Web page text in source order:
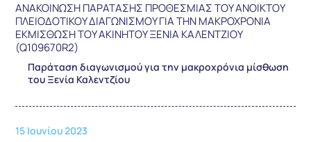
ΑΝΑΚΟΙΝΩΣΗ ΠΑΡΑΤΑΣΗΣ ΠΡΟΘΕΣΜΙΑΣ ΤΟΥ ΑΝΟΙΚΤΟΥ
ΠΛΕΙΟΔΟΤΙΚΟΥ ΔΙΑΓΩΝΙΣΜΟΥ ΓΙΑ ΤΗΝ ΜΑΚΡΟΧΡΟΝΙΑ
ΕΚΜΙΣΘΩΣΗ ΤΟΥ ΑΚΙΝΗΤΟΥ ΞΕΝΙΑ ΚΑΛΕΝΤΖΙΟΥ
(Q109670R2)
Παράταση διαγωνισμού για την μακροχρόνια μίσθωση
του Ξενία Καλεντζίου
15 Ιουνίου 2023